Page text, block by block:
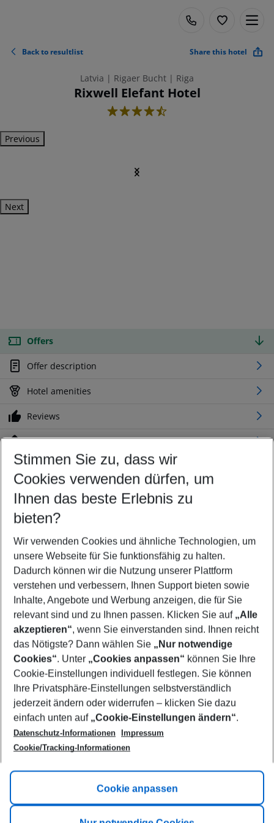
Back to resultlist Share this hotel
Latvia | Rigaer Bucht | Riga
Rixwell Elefant Hotel
4.5
Previous
Next
Offers
Offer description
Hotel amenities
Reviews
Location
Customize your offer
Find the perfect deal which suits your best
Your departure airport
Any airport
Select your date range
07/08/26–05/08/27 5-8 nights
Who will travel
2 adults No children
Show more filter
Footer
Footer navigation
Title A
Link A
Stimmen Sie zu, dass wir
Cookies verwenden dürfen, um
Ihnen das beste Erlebnis zu
bieten?
Wir verwenden Cookies und ähnliche Technologien, um
unsere Webseite für Sie funktionsfähig zu halten.
Dadurch können wir die Nutzung unserer Plattform
verstehen und verbessern, Ihnen Support bieten sowie
Inhalte, Angebote und Werbung anzeigen, die für Sie
relevant sind und zu Ihnen passen. Klicken Sie auf „Alle
akzeptieren“, wenn Sie einverstanden sind. Ihnen reicht
das Nötigste? Dann wählen Sie „Nur notwendige
Cookies“. Unter „Cookies anpassen“ können Sie Ihre
Cookie-Einstellungen individuell festlegen. Sie können
Ihre Privatsphäre-Einstellungen selbstverständlich
jederzeit ändern oder widerrufen – klicken Sie dazu
einfach unten auf „Cookie-Einstellungen ändern“.
Datenschutz-Informationen
Impressum
Cookie/Tracking-Informationen
Cookie anpassen